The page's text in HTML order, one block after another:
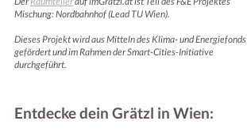
Mischung: Nordbahnhof (Lead TU Wien).
Dieses Projekt wird aus Mitteln des Klima- und Energiefonds
gefördert und im Rahmen der Smart-Cities-Initiative
durchgeführt.
Entdecke dein Grätzl in Wien: